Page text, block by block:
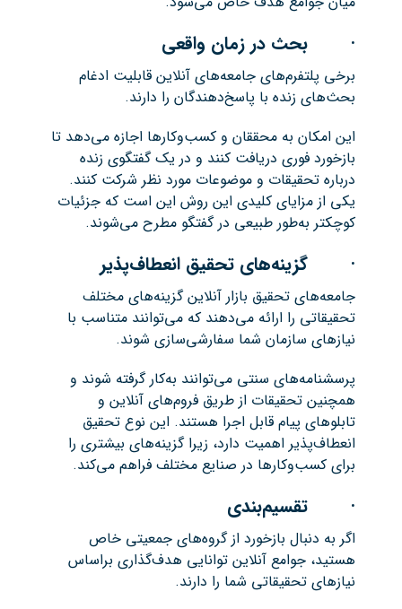
· بحث در زمان واقعی
برخی پلتفرم‌های جامعه‌های آنلاین قابلیت ادغام
بحث‌های زنده با پاسخ‌دهندگان را دارند.
این امکان به محققان و کسب‌وکارها اجازه می‌دهد تا
بازخورد فوری دریافت کنند و در یک گفتگوی زنده
درباره تحقیقات و موضوعات مورد نظر شرکت کنند.
یکی از مزایای کلیدی این روش این است که جزئیات
کوچکتر به‌طور طبیعی در گفتگو مطرح می‌شوند.
· گزینه‌های تحقیق انعطاف‌پذیر
جامعه‌های تحقیق بازار آنلاین گزینه‌های مختلف
تحقیقاتی را ارائه می‌دهند که می‌توانند متناسب با
نیازهای سازمان شما سفارشی‌سازی شوند.
پرسشنامه‌های سنتی می‌توانند به‌کار گرفته شوند و
همچنین تحقیقات از طریق فروم‌های آنلاین و
تابلوهای پیام قابل اجرا هستند. این نوع تحقیق
انعطاف‌پذیر اهمیت دارد، زیرا گزینه‌های بیشتری را
برای کسب‌وکارها در صنایع مختلف فراهم می‌کند.
· تقسیم‌بندی
اگر به دنبال بازخورد از گروه‌های جمعیتی خاص
هستید، جوامع آنلاین توانایی هدف‌گذاری براساس
نیازهای تحقیقاتی شما را دارند.